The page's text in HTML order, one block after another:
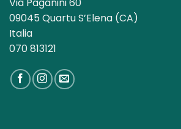
09045 Quartu S’Elena (CA)
Italia
070 813121